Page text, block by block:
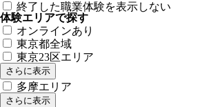
終了した職業体験を表示しない
体験エリアで探す
オンラインあり
東京都全域
東京23区エリア
さらに表示
多摩エリア
さらに表示